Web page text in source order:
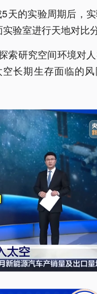
天的实验周期后，
验室进行天地对比分
索研究空间环境对
长期生存面临的